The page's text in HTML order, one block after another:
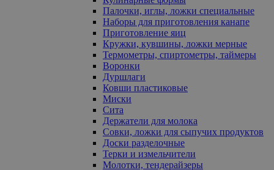
Палочки, иглы, ложки специальные
Наборы для приготовления канапе
Приготовление яиц
Кружки, кувшины, ложки мерные
Термометры, спиртометры, таймеры
Воронки
Дуршлаги
Ковши пластиковые
Миски
Сита
Держатели для молока
Совки, ложки для сыпучих продуктов
Доски разделочные
Терки и измельчители
Молотки, тендерайзеры